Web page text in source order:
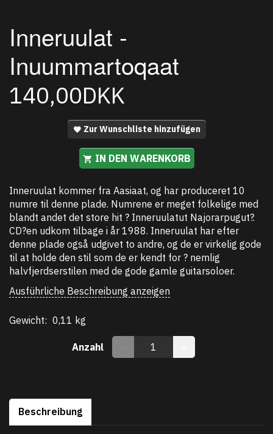
Inneruulat -
Inuummartoqaat
140,00DKK
Zur Wunschliste hinzufügen
IN DEN WARENKORB
Inneruulat kommer fra Aasiaat, og har produceret 10
numre til denne plade. Numrene er meget folkelige med
blandt andet det store hit ? Inneruulatut Najorarpugut?.
CD?en udkom tilbage i år 1988. Inneruulat har efter
denne plade også udgivet to andre, og de er virkelig gode
til at holde den stil som de er kendt for ? nemlig
halvfjerdserstilen med de gode gamle guitarsoloer.
Ausführliche Beschreibung anzeigen
Gewicht: 0,11 kg
Anzahl
Beschreibung